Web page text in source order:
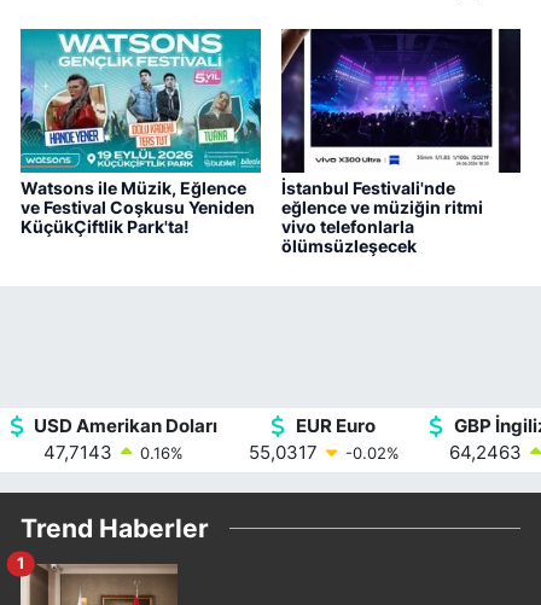
Watsons ile Müzik, Eğlence
ve Festival Coşkusu Yeniden
KüçükÇiftlik Park'ta!
İstanbul Festivali'nde
eğlence ve müziğin ritmi
vivo telefonlarla
ölümsüzleşecek
USD Amerikan Doları
47,7143
0.16%
EUR Euro
55,0317
-0.02%
GBP
64,2463
Trend Haberler
1